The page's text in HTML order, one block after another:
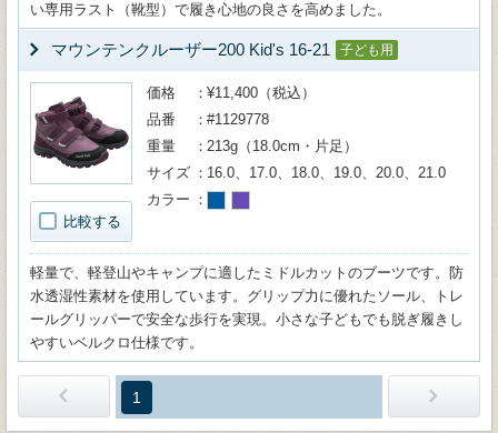
い専用ラスト（靴型）で履き心地の良さを高めました。
マウンテンクルーザー200 Kid's 16-21 子ども用
比較する
価格
¥11,400（税込）
品番
#1129778
重量
213g（18.0cm・片足）
サイズ
16.0、17.0、18.0、19.0、20.0、21.0
カラー
軽量で、軽登山やキャンプに適したミドルカットのブーツです。防
水透湿性素材を使用しています。グリップ力に優れたソール、トレ
ールグリッパーで安全な歩行を実現。小さな子どもでも脱ぎ履きし
やすいベルクロ仕様です。
1